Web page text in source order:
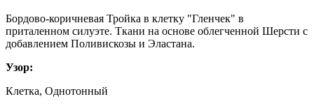
Бордово-коричневая Тройка в клетку "Гленчек" в
приталенном силуэте. Ткани на основе облегченной Шерсти с
добавлением Поливискозы и Эластана.
Узор:
Клетка, Однотонный